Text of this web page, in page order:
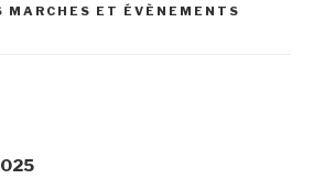
MARCHES ET ÉVÈNEMENTS